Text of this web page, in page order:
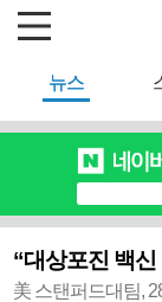
뉴스
“대상포진 백
美 스탠퍼드대팀,